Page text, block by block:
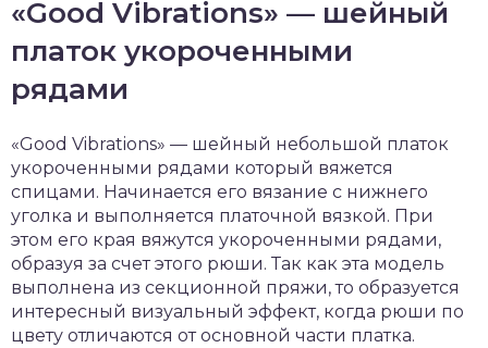
«Good Vibrations» — шейный
платок укороченными
рядами
«Good Vibrations» — шейный небольшой платок
укороченными рядами который вяжется
спицами. Начинается его вязание с нижнего
уголка и выполняется платочной вязкой. При
этом его края вяжутся укороченными рядами,
образуя за счет этого рюши. Так как эта модель
выполнена из секционной пряжи, то образуется
интересный визуальный эффект, когда рюши по
цвету отличаются от основной части платка.